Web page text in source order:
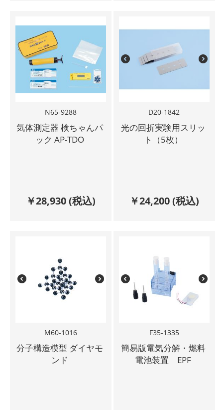
N65-9288
気体測定器 検ちゃんパ
ック AP-TDO
￥28,930(税込)
D20-1842
光の回折実験用スリッ
ト（5枚）
￥24,200(税込)
M60-1016
分子構造模型 ダイヤモ
ンド
F35-1335
簡易版電気分解・燃料
電池装置 EPF